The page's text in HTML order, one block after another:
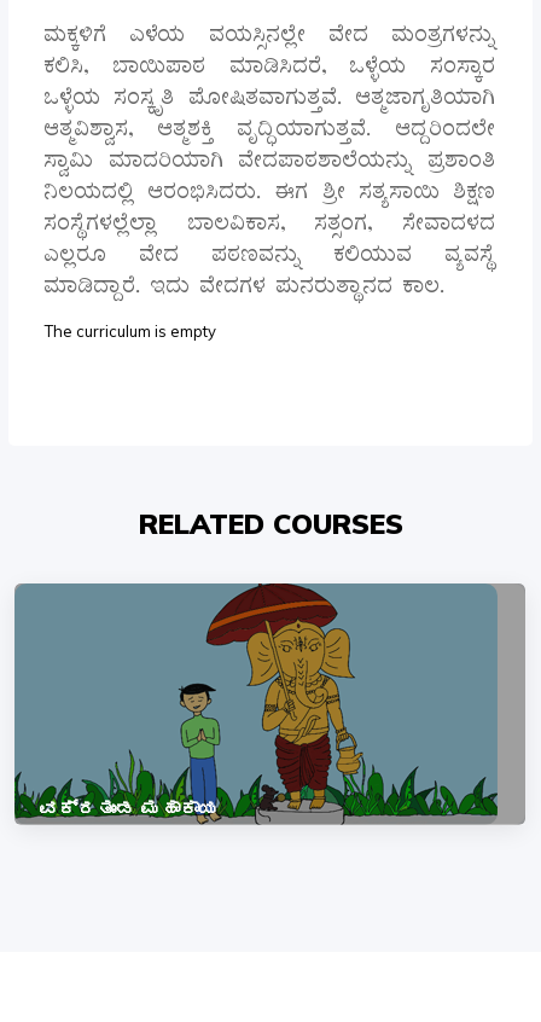
ಮಕ್ಕಳಿಗೆ ಎಳೆಯ ವಯಸ್ಸಿನಲ್ಲೇ ವೇದ ಮಂತ್ರಗಳನ್ನು
ಕಲಿಸಿ, ಬಾಯಿಪಾಠ ಮಾಡಿಸಿದರೆ, ಒಳ್ಳೆಯ ಸಂಸ್ಕಾರ
ಒಳ್ಳೆಯ ಸಂಸ್ಕೃತಿ ಪೋಷಿತವಾಗುತ್ತವೆ. ಆತ್ಮಜಾಗೃತಿಯಾಗಿ
ಆತ್ಮವಿಶ್ವಾಸ, ಆತ್ಮಶಕ್ತಿ ವೃದ್ಧಿಯಾಗುತ್ತವೆ. ಆದ್ದರಿಂದಲೇ
ಸ್ವಾಮಿ ಮಾದರಿಯಾಗಿ ವೇದಪಾಠಶಾಲೆಯನ್ನು ಪ್ರಶಾಂತಿ
ನಿಲಯದಲ್ಲಿ ಆರಂಭಿಸಿದರು. ಈಗ ಶ್ರೀ ಸತ್ಯಸಾಯಿ ಶಿಕ್ಷಣ
ಸಂಸ್ಥೆಗಳಲ್ಲೆಲ್ಲಾ ಬಾಲವಿಕಾಸ, ಸತ್ಸಂಗ, ಸೇವಾದಳದ
ಎಲ್ಲರೂ ವೇದ ಪಠಣವನ್ನು ಕಲಿಯುವ ವ್ಯವಸ್ಥೆ
ಮಾಡಿದ್ದಾರೆ. ಇದು ವೇದಗಳ ಪುನರುತ್ಥಾನದ ಕಾಲ.
The curriculum is empty
RELATED COURSES
ವಕ್ರತುಂಡ ಮಹಾಕಾಯ